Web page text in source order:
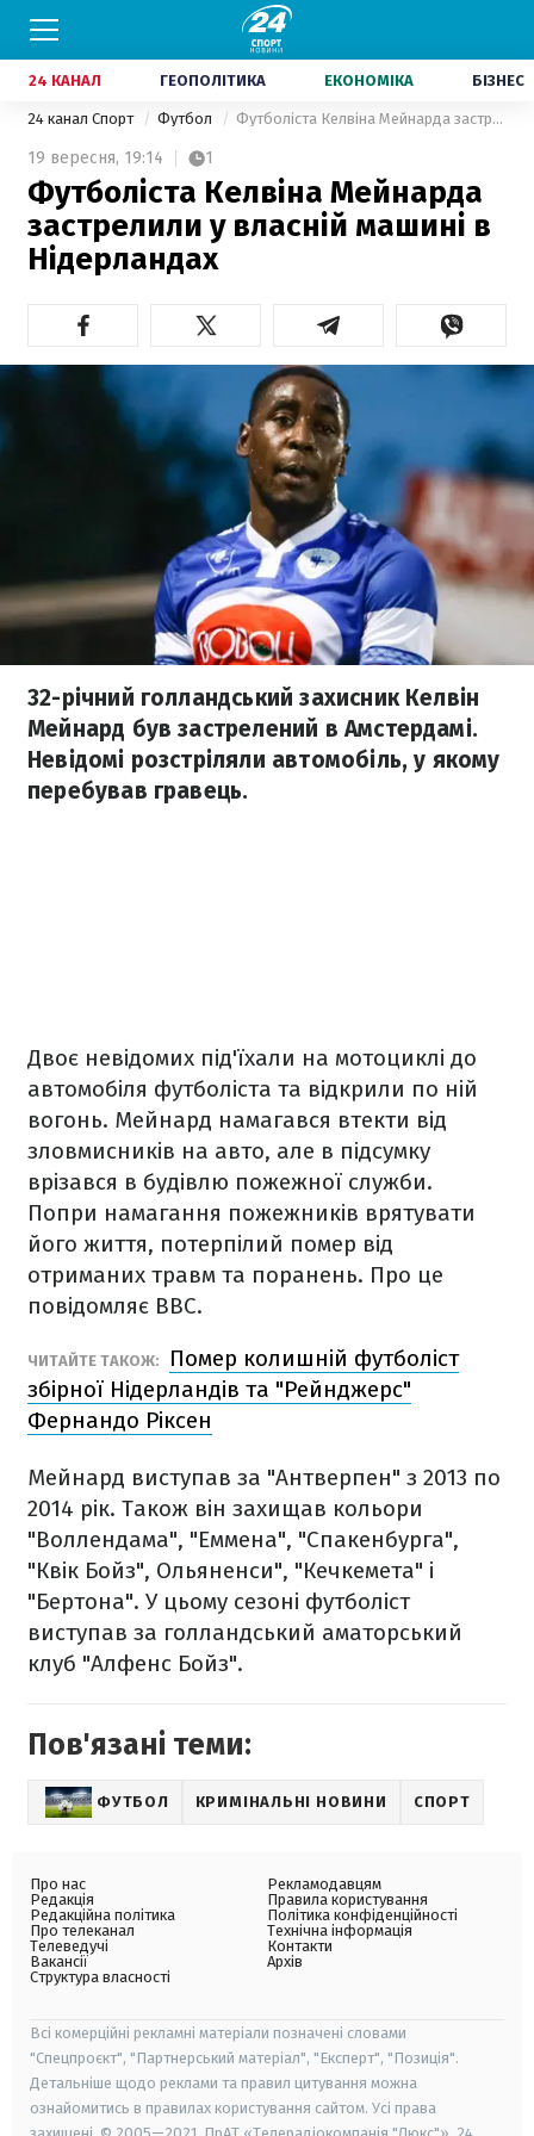
24 КАНАЛ ГЕОПОЛІТИКА ЕКОНОМІКА БІЗНЕС
24 канал Спорт Футбол Футболіста Келвіна Мейнарда застрелили у власній машині в Нідерландах
19 вересня, 19:14 1
Футболіста Келвіна Мейнарда
застрелили у власній машині в
Нідерландах
32-річний голландський захисник Келвін
Мейнард був застрелений в Амстердамі.
Невідомі розстріляли автомобіль, у якому
перебував гравець.
Двоє невідомих під'їхали на мотоциклі до
автомобіля футболіста та відкрили по ній
вогонь. Мейнард намагався втекти від
зловмисників на авто, але в підсумку
врізався в будівлю пожежної служби.
Попри намагання пожежників врятувати
його життя, потерпілий помер від
отриманих травм та поранень. Про це
повідомляє BBC.
ЧИТАЙТЕ ТАКОЖ:
Помер колишній футболіст
збірної Нідерландів та "Рейнджерс"
Фернандо Ріксен
Мейнард виступав за "Антверпен" з 2013 по
2014 рік. Також він захищав кольори
"Воллендама", "Еммена", "Спакенбурга",
"Квік Бойз", Ольяненси", "Кечкемета" і
"Бертона". У цьому сезоні футболіст
виступав за голландський аматорський
клуб "Алфенс Бойз".
Пов'язані теми:
ФУТБОЛ КРИМІНАЛЬНІ НОВИНИ СПОРТ
Про нас
Редакція
Редакційна політика
Про телеканал
Телеведучі
Вакансії
Структура власності
Рекламодавцям
Правила користування
Політика конфіденційності
Технічна інформація
Контакти
Архів
Всі комерційні рекламні матеріали позначені словами
"Спецпроєкт", "Партнерський матеріал", "Експерт", "Позиція".
Детальніше щодо реклами та правил цитування можна
ознайомитись в правилах користування сайтом. Усі права